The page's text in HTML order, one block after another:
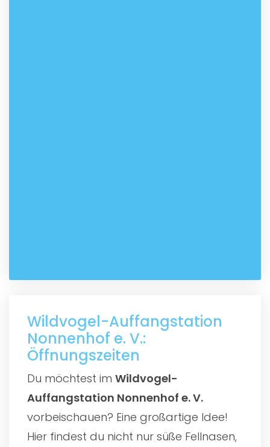
Wildvogel-Auffangstation
Nonnenhof e. V.:
Öffnungszeiten
Du möchtest im Wildvogel-
Auffangstation Nonnenhof e. V.
vorbeischauen? Eine großartige Idee!
Hier findest du nicht nur süße Fellnasen,